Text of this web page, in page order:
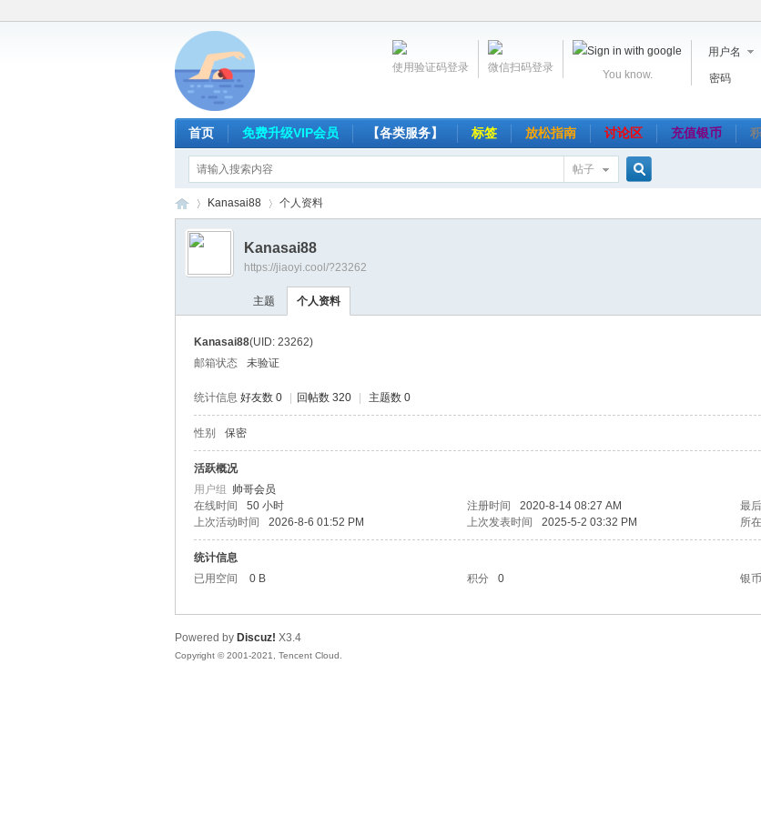
用户名
密码
You know.
微信扫码登录
使用验证码登录
首页 免费升级VIP会员 【各类服务】 标签 放松指南 讨论区 充值银币
帖子
网
›
Kanasai88 个人资料
Kanasai88
https://jiaoyi.cool/?23262
主题 个人资料
Kanasai88(UID: 23262)
邮箱状态
未验证
统计信息 好友数 0 回帖数 320 主题数 0
性别 保密
活跃概况
用户组 帅哥会员
在线时间
50 小时 注册时间 2020-8-14 08:27 AM 最
上次活动时间
2026-8-6 01:52 PM 上次发表时间 2025-5-2 03:32 PM 所
统计信息
已用空间
0 B 积分 0 银币
Powered by Discuz! X3.4
Copyright © 2001-2021, Tencent Cloud.